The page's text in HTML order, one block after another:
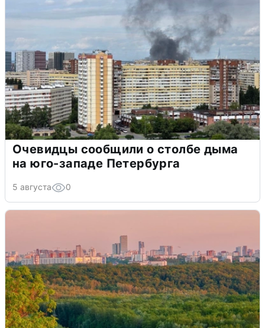
Очевидцы сообщили о столбе дыма
на юго-западе Петербурга
5 августа 0